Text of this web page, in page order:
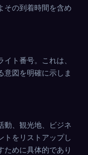
その到着時間を含め
ト番号。これは、
意図を明確に示しま
動、観光地、ビジネ
トをリストアップし
ために具体的であり